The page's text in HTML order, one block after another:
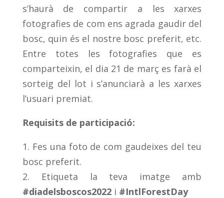
s’haurà de compartir a les xarxes
fotografies de com ens agrada gaudir del
bosc, quin és el nostre bosc preferit, etc.
Entre totes les fotografies que es
comparteixin, el dia 21 de març es farà el
sorteig del lot i s’anunciarà a les xarxes
l’usuari premiat.
Requisits de participació:
1. Fes una foto de com gaudeixes del teu
bosc preferit.
2. Etiqueta la teva imatge amb
#diadelsboscos2022i #IntlForestDay